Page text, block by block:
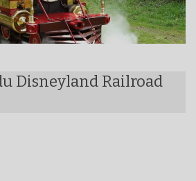
Disneyland Railroad